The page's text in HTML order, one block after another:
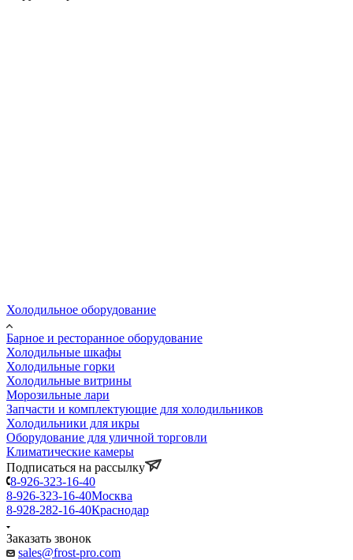
Холодильное оборудование
Барное и ресторанное оборудование
Холодильные шкафы
Холодильные горки
Холодильные витрины
Морозильные лари
Запчасти и комплектующие для холодильников
Холодильники для икры
Оборудование для уличной торговли
Климатические камеры
Подписаться на рассылку
8-926-323-16-40
8-926-323-16-40Москва
8-928-282-16-40Краснодар
Заказать звонок
sales@frost-pro.com